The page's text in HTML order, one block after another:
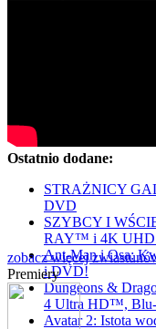
Ostatnio dodane:
STRAŻNICY
DVD
SZYBCY I
RAY™ i 4K
Ant-Man i Osa:
i DVD!
Dungeons &
4 Ultra HD™,
Avatar 2: Istota
zobacz więcej
Premiery